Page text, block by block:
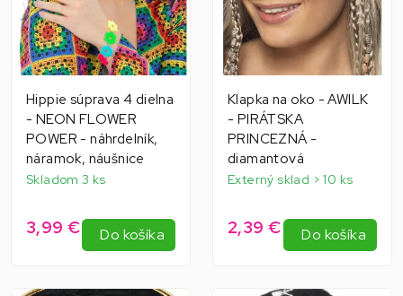
Hippie súprava 4 dielna
- NEON FLOWER
POWER - náhrdelník,
náramok, náušnice
Skladom 3 ks
3,99 € Do košíka
Klapka na oko - AWILK
- PIRÁTSKA
PRINCEZNÁ -
diamantová
Externý sklad > 10 ks
2,39 € Do košíka